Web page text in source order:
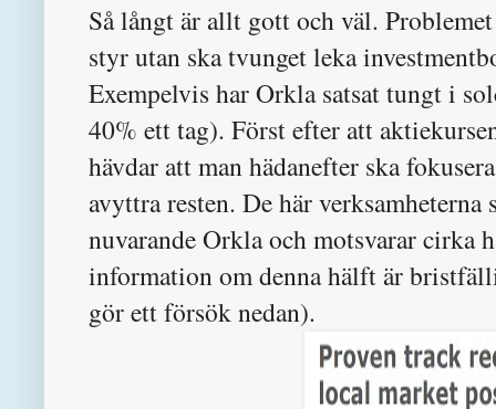
Så långt är allt gott och väl.
styr utan ska tvunget leka
Exempelvis har Orkla satsat tungt i
40% ett tag). Först efter att
hävdar att man hädanefter ska
avyttra resten. De här
nuvarande Orkla och motsvarar
information om denna hälft är
gör ett försök nedan).